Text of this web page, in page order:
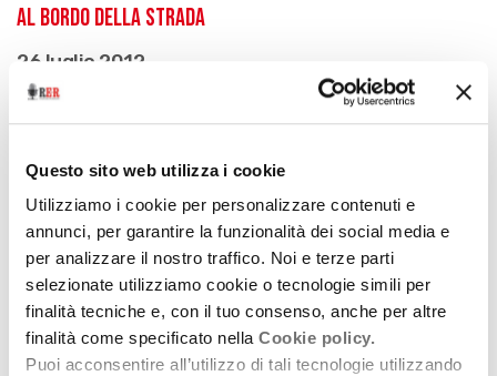
Questo sito web utilizza i cookie
Utilizziamo i cookie per personalizzare contenuti e
annunci, per garantire la funzionalità dei social media e
per analizzare il nostro traffico. Noi e terze parti
selezionate utilizziamo cookie o tecnologie simili per
finalità tecniche e, con il tuo consenso, anche per altre
finalità come specificato nella Cookie policy.
Puoi acconsentire all’utilizzo di tali tecnologie utilizzando
Al bordo della strada
26 luglio 2012
di Vittorio Ferorelli e Matteo Sauli, Bononia
Ascolta downloadPodcast